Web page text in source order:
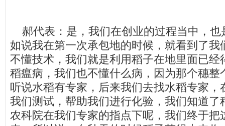
郝代表：是，我们在创业的过程当中，也
如说我在第一次承包地的时候，就看到了我
不懂技术，我们就是利用稻子在地里面已经
稻瘟病，我们也不懂什么病，因为那个穗整
听说水稻有专家，后来我们去找水稻专家，
我们测试，帮助我们进行化验，我们知道了
农科院在我们专家的指点下呢，我们终于把